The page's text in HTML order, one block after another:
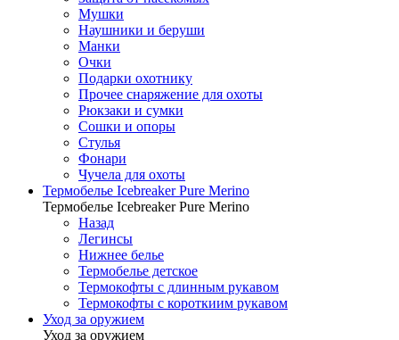
Мушки
Наушники и беруши
Манки
Очки
Подарки охотнику
Прочее снаряжение для охоты
Рюкзаки и сумки
Сошки и опоры
Стулья
Фонари
Чучела для охоты
Термобелье Icebreaker Pure Merino
Термобелье Icebreaker Pure Merino
Назад
Легинсы
Нижнее белье
Термобелье детское
Термокофты с длинным рукавом
Термокофты с короткиим рукавом
Уход за оружием
Уход за оружием